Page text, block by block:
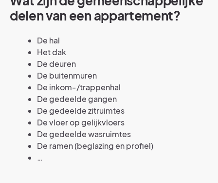
delen van een appartement?
De hal
Het dak
De deuren
De buitenmuren
De inkom-/trappenhal
De gedeelde gangen
De gedeelde zitruimtes
De vloer op gelijkvloers
De gedeelde wasruimtes
De ramen (beglazing en profiel)
…